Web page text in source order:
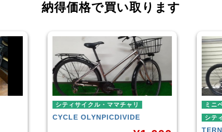
納得価格で買い取ります
シティサイクル・ママチャリ
CYCLE OLYNPICDIVIDE
シティサイク